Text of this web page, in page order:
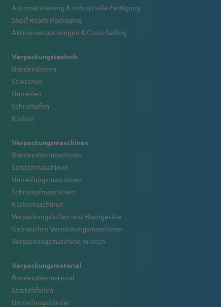
Automatisierung & industrielle Fertigung
Shelf Ready Packaging
Aktionsverpackungen & Cross-Selling
Verpackungstechnik
Banderolieren
Stretchen
Umreifen
Schrumpfen
Kleben
Verpackungsmaschinen
Banderoliermaschinen
Stretchmaschinen
Umreifungsmaschinen
Schrumpfmaschinen
Klebemaschinen
Verpackungshilfen und Handgeräte
Gebrauchte Verpackungsmaschinen
Verpackungsmaschine mieten
Verpackungsmaterial
Banderoliermaterial
Stretchfolien
Umreifungsbänder